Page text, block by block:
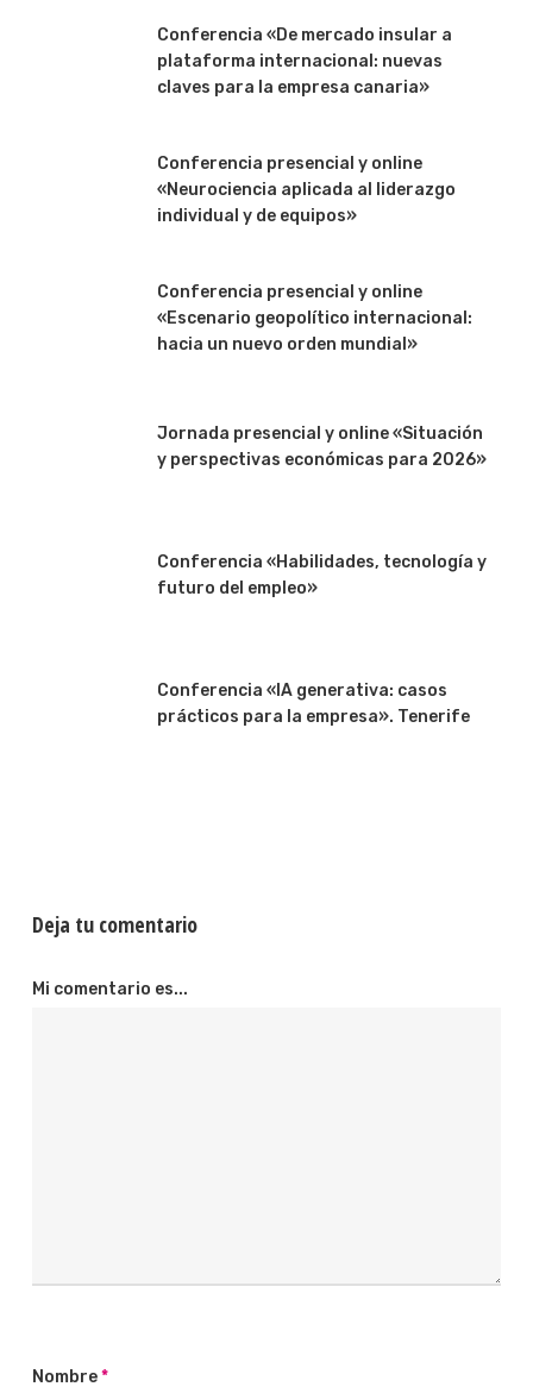
Conferencia «De mercado insular a
plataforma internacional: nuevas
claves para la empresa canaria»
Conferencia presencial y online
«Neurociencia aplicada al liderazgo
individual y de equipos»
Conferencia presencial y online
«Escenario geopolítico internacional:
hacia un nuevo orden mundial»
Jornada presencial y online «Situación
y perspectivas económicas para 2026»
Conferencia «Habilidades, tecnología y
futuro del empleo»
Conferencia «IA generativa: casos
prácticos para la empresa». Tenerife
Deja tu comentario
Mi comentario es...
Nombre*